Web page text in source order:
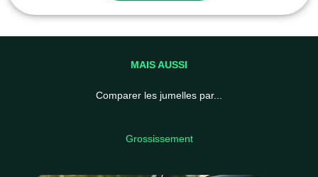
MAIS AUSSI
Comparer les jumelles par...
Grossissement